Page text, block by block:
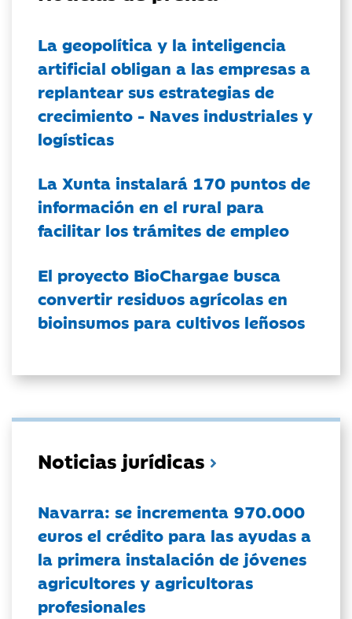
La geopolítica y la inteligencia
artificial obligan a las empresas a
replantear sus estrategias de
crecimiento - Naves industriales y
logísticas
La Xunta instalará 170 puntos de
información en el rural para
facilitar los trámites de empleo
El proyecto BioChargae busca
convertir residuos agrícolas en
bioinsumos para cultivos leñosos
Noticias jurídicas
Navarra: se incrementa 970.000
euros el crédito para las ayudas a
la primera instalación de jóvenes
agricultores y agricultoras
profesionales